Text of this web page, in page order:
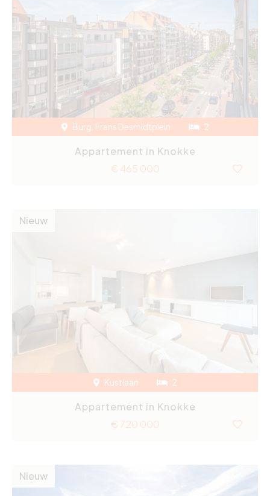
Burg. Frans Desmidtplein 2
Appartement in Knokke
€ 465 000
Nieuw
Kustlaan 2
Appartement in Knokke
€ 720 000
Nieuw